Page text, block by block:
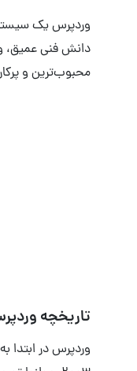
محبوب‌ترین و
تاریخچه